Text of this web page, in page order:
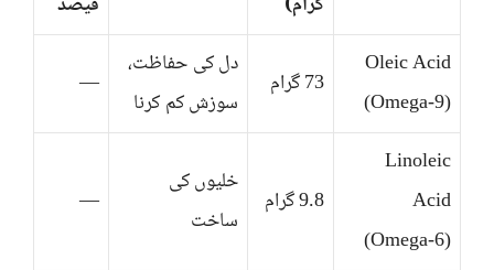
Oleic Acid
(Omega-9)
73 گرام
دل کی حفاظت،
سوزش کم کرنا
—
Linoleic
Acid
(Omega-6)
9.8 گرام
خلیوں کی
ساخت
—